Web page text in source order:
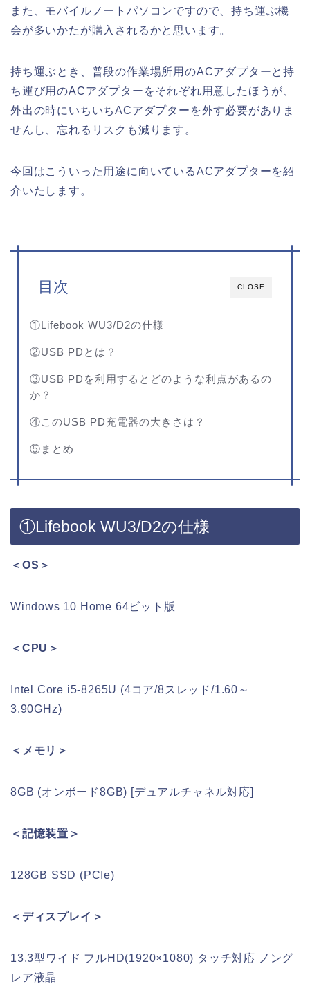
また、モバイルノートパソコンですので、持ち運ぶ機
会が多いかたが購入されるかと思います。
持ち運ぶとき、普段の作業場所用のACアダプターと持
ち運び用のACアダプターをそれぞれ用意したほうが、
外出の時にいちいちACアダプターを外す必要がありま
せんし、忘れるリスクも減ります。
今回はこういった用途に向いているACアダプターを紹
介いたします。
CLOSE
目次
①Lifebook WU3/D2の仕様
②USB PDとは？
③USB PDを利用するとどのような利点があるの
か？
④このUSB PD充電器の大きさは？
⑤まとめ
①Lifebook WU3/D2の仕様
＜OS＞
Windows 10 Home 64ビット版
＜CPU＞
Intel Core i5-8265U (4コア/8スレッド/1.60～
3.90GHz)
＜メモリ＞
8GB (オンボード8GB) [デュアルチャネル対応]
＜記憶装置＞
128GB SSD (PCIe)
＜ディスプレイ＞
13.3型ワイド フルHD(1920×1080) タッチ対応 ノング
レア液晶